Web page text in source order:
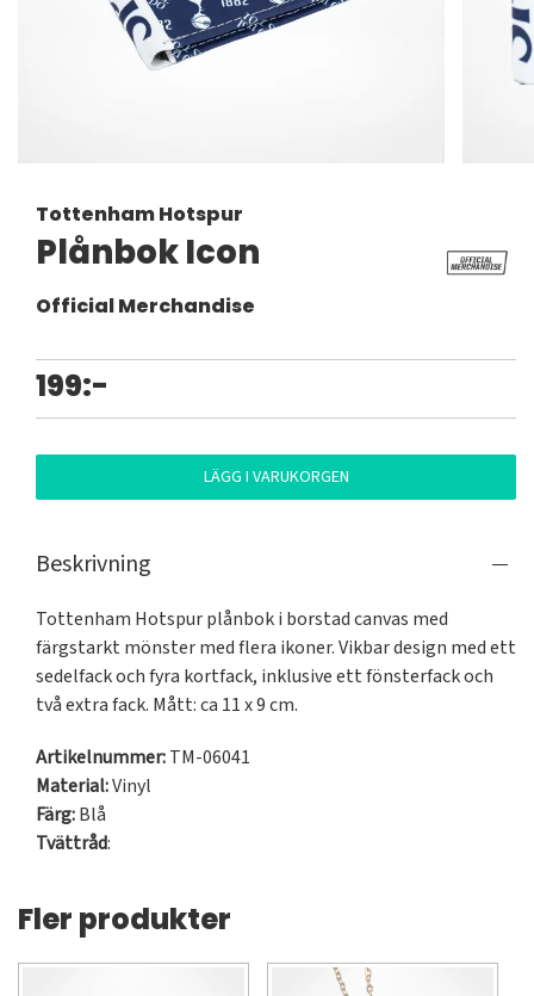
Tottenham Hotspur
Plånbok Icon
Official Merchandise
199:-
LÄGG I VARUKORGEN
Beskrivning
Tottenham Hotspur plånbok i borstad canvas med
färgstarkt mönster med flera ikoner. Vikbar design med ett
sedelfack och fyra kortfack, inklusive ett fönsterfack och
två extra fack. Mått: ca 11 x 9 cm.
Artikelnummer:TM-06041
Material:Vinyl
Färg:Blå
Tvättråd:
Fler produkter